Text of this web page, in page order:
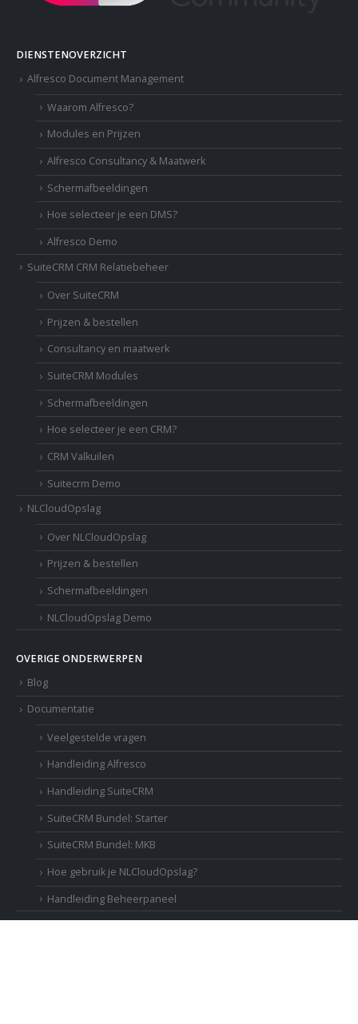
DIENSTENOVERZICHT
Alfresco Document Management
Waarom Alfresco?
Modules en Prijzen
Alfresco Consultancy & Maatwerk
Schermafbeeldingen
Hoe selecteer je een DMS?
Alfresco Demo
SuiteCRM CRM Relatiebeheer
Over SuiteCRM
Prijzen & bestellen
Consultancy en maatwerk
SuiteCRM Modules
Schermafbeeldingen
Hoe selecteer je een CRM?
CRM Valkuilen
Suitecrm Demo
NLCloudOpslag
Over NLCloudOpslag
Prijzen & bestellen
Schermafbeeldingen
NLCloudOpslag Demo
OVERIGE ONDERWERPEN
Blog
Documentatie
Veelgestelde vragen
Handleiding Alfresco
Handleiding SuiteCRM
SuiteCRM Bundel: Starter
SuiteCRM Bundel: MKB
Hoe gebruik je NLCloudOpslag?
Handleiding Beheerpaneel
Over ECM2